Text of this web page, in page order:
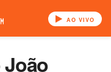
AO VIVO
João